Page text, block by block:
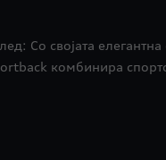
Со својата
комбинира